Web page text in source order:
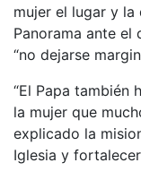
mujer el lugar y
Panorama ante el
“no dejarse
“El Papa también
la mujer que
explicado la
Iglesia y